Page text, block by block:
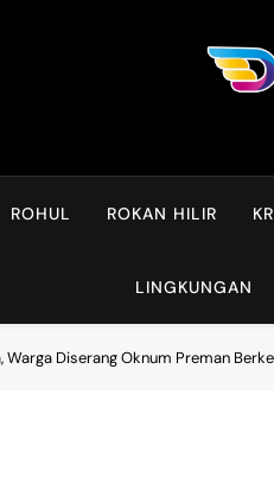
ROHUL ROKAN HILIR
LINGKUNGAN
Warga Diserang Oknum Preman